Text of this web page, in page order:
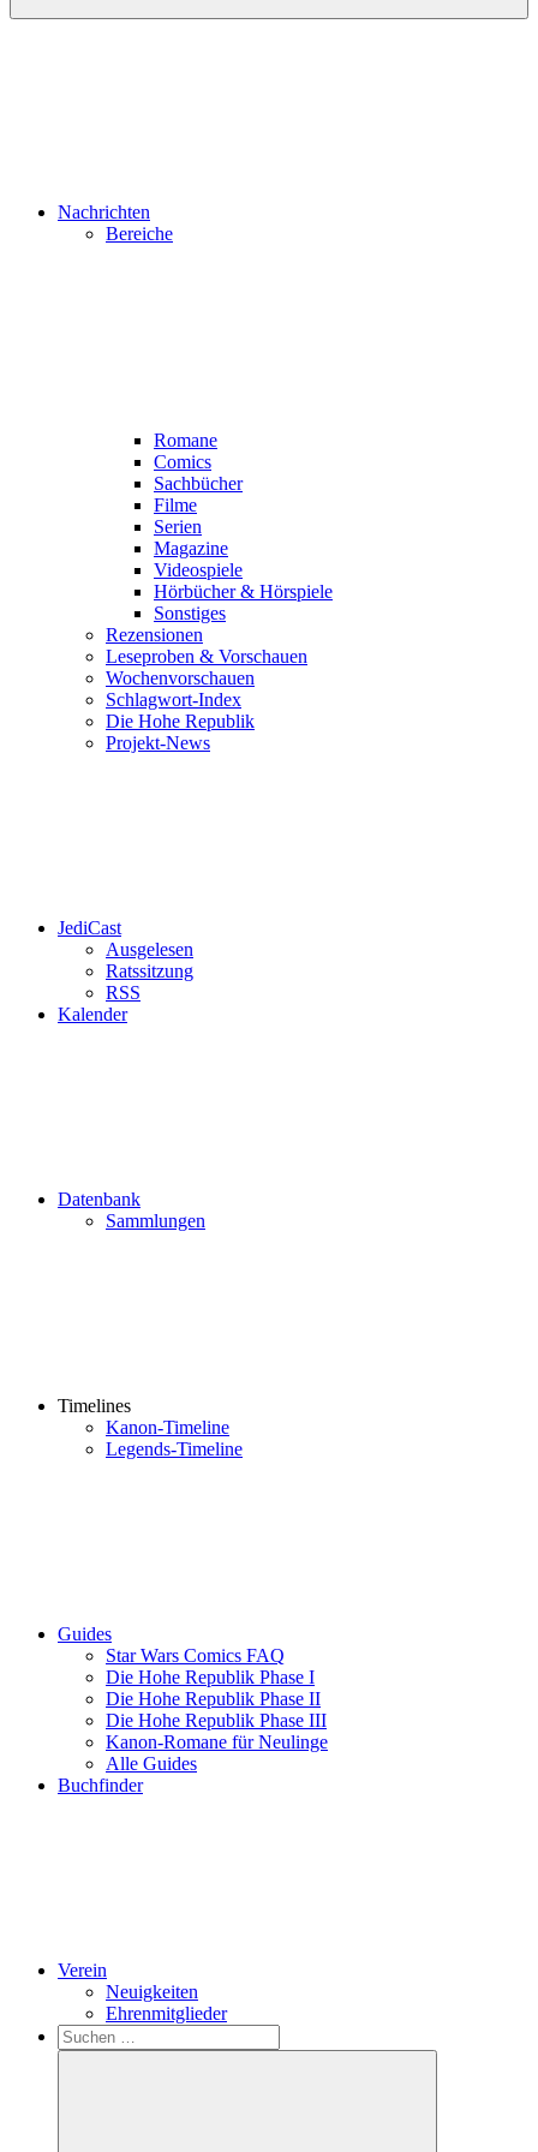
Nachrichten
Bereiche
Romane
Comics
Sachbücher
Filme
Serien
Magazine
Videospiele
Hörbücher & Hörspiele
Sonstiges
Rezensionen
Leseproben & Vorschauen
Wochenvorschauen
Schlagwort-Index
Die Hohe Republik
Projekt-News
JediCast
Ausgelesen
Ratssitzung
RSS
Kalender
Datenbank
Sammlungen
Timelines
Kanon-Timeline
Legends-Timeline
Guides
Star Wars Comics FAQ
Die Hohe Republik Phase I
Die Hohe Republik Phase II
Die Hohe Republik Phase III
Kanon-Romane für Neulinge
Alle Guides
Buchfinder
Verein
Neuigkeiten
Ehrenmitglieder
Search
Suchen
nach: